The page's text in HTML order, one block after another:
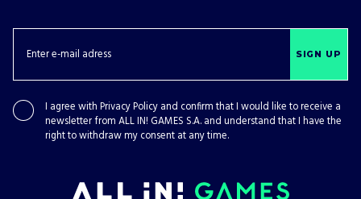
SIGN UP
I agree with Privacy Policy and confirm that I would like to receive a
newsletter from ALL IN! GAMES S.A. and understand that I have the
right to withdraw my consent at any time.